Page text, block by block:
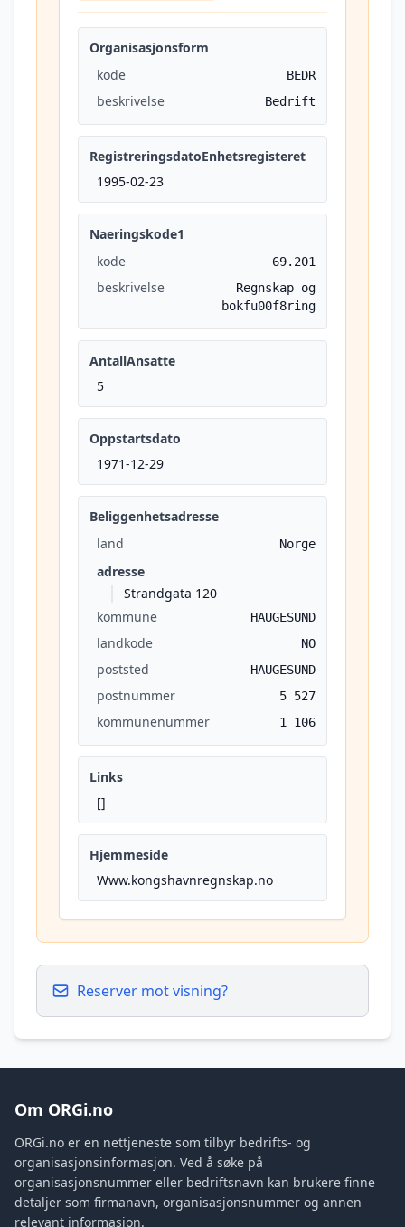
Organisasjonsform
kode
BEDR
beskrivelse Bedrift
RegistreringsdatoEnhetsregisteret
1995-02-23
Naeringskode1
kode
69.201
beskrivelse
Regnskap og
bokfu00f8ring
AntallAnsatte
5
Oppstartsdato
1971-12-29
Beliggenhetsadresse
land
Norge
adresse
Strandgata 120
kommune
HAUGESUND
landkode NO
poststed HAUGESUND
postnummer 5 527
kommunenummer 1 106
Links
[]
Hjemmeside
Www.kongshavnregnskap.no
Reserver mot visning?
Om ORGi.no
ORGi.no er en nettjeneste som tilbyr bedrifts- og
organisasjonsinformasjon. Ved å søke på
organisasjonsnummer eller bedriftsnavn kan brukere finne
detaljer som firmanavn, organisasjonsnummer og annen
relevant informasjon.